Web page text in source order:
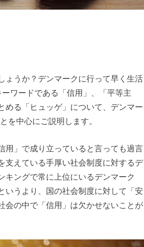
ょうか？デンマークに行って早く生活
ワードである「信用」、「平等主
める「ヒュッゲ」について、デンマー
を中心にご説明します。
用」で成り立っていると言っても過言
支えている手厚い社会制度に対するデ
キングで常に上位にいるデンマーク
いうより、国の社会制度に対して「安
会の中で「信用」は欠かせないことが